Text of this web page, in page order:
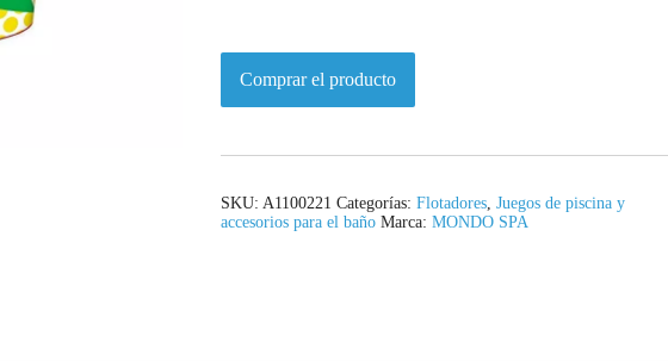
Comprar el producto
SKU: A1100221 Categorías: Flotadores, Juegos de piscina y
accesorios para el baño Marca: MONDO SPA